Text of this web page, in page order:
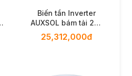
Biến tần Inverter
AUXSOL bám tải 25k
3 pha
25,312,000đ